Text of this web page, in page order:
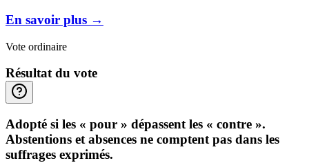
En savoir plus →
Vote ordinaire
Résultat du vote
Adopté si les « pour » dépassent les « contre ».
Abstentions et absences ne comptent pas dans les
suffrages exprimés.